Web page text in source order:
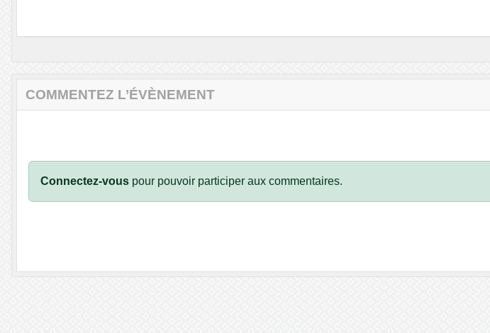
COMMENTEZ L’ÉVÈNEMENT
Connectez-vous pour pouvoir participer aux commentaires.